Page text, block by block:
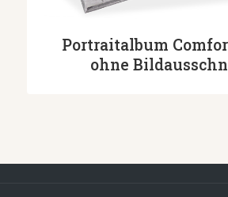
Portraitalbum
ohne